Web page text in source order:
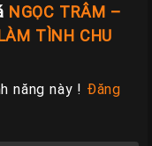
NGỌC TRÂM –
TÌNH CHU
năng này ! Đăng